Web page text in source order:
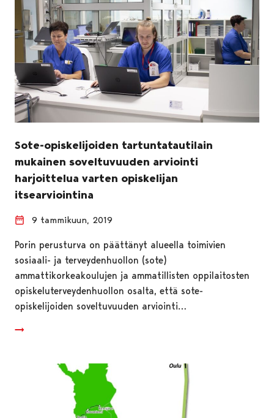
Sote-opiskelijoiden tartuntatautilain
mukainen soveltuvuuden arviointi
harjoittelua varten opiskelijan
itsearviointina
9 tammikuun, 2019
Porin perusturva on päättänyt alueella toimivien
sosiaali- ja terveydenhuollon (sote)
ammattikorkeakoulujen ja ammatillisten oppilaitosten
opiskeluterveydenhuollon osalta, että sote-
opiskelijoiden soveltuvuuden arviointi…